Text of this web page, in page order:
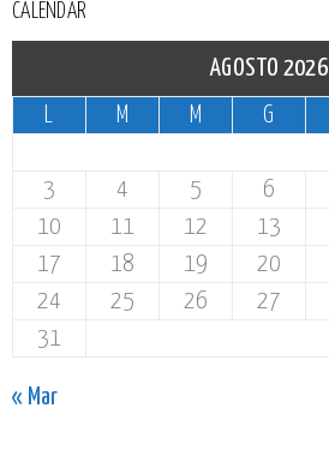
CALENDAR
AGOSTO 2026
L
M M G
3
4 5 6
10
11 12 13
17
18 19 20
24
25 26 27
31
« Mar